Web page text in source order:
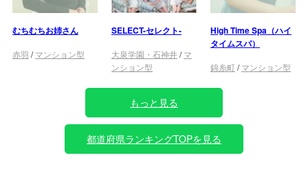
むちむちお姉さん
赤羽 /マンション型
SELECT-セレクト-
大泉学園・石神井/マ
ンション型
High Time Spa（ハイ
タイムスパ）
錦糸町/マンション型
もっと見る
都道府県ランキングTOPを見る